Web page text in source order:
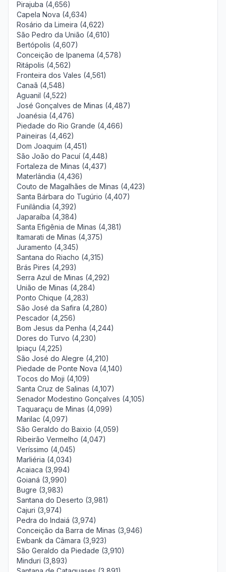
Pirajuba (4,656)
Capela Nova (4,634)
Rosário da Limeira (4,622)
São Pedro da União (4,610)
Bertópolis (4,607)
Conceição de Ipanema (4,578)
Ritápolis (4,562)
Fronteira dos Vales (4,561)
Canaã (4,548)
Aguanil (4,522)
José Gonçalves de Minas (4,487)
Joanésia (4,476)
Piedade do Rio Grande (4,466)
Paineiras (4,462)
Dom Joaquim (4,451)
São João do Pacuí (4,448)
Fortaleza de Minas (4,437)
Materlândia (4,436)
Couto de Magalhães de Minas (4,423)
Santa Bárbara do Tugúrio (4,407)
Funilândia (4,392)
Japaraíba (4,384)
Santa Efigênia de Minas (4,381)
Itamarati de Minas (4,375)
Juramento (4,345)
Santana do Riacho (4,315)
Brás Pires (4,293)
Serra Azul de Minas (4,292)
União de Minas (4,284)
Ponto Chique (4,283)
São José da Safira (4,280)
Pescador (4,256)
Bom Jesus da Penha (4,244)
Dores do Turvo (4,230)
Ipiaçu (4,225)
São José do Alegre (4,210)
Piedade de Ponte Nova (4,140)
Tocos do Moji (4,109)
Santa Cruz de Salinas (4,107)
Senador Modestino Gonçalves (4,105)
Taquaraçu de Minas (4,099)
Marilac (4,097)
São Geraldo do Baixio (4,059)
Ribeirão Vermelho (4,047)
Veríssimo (4,045)
Marliéria (4,034)
Acaiaca (3,994)
Goianá (3,990)
Bugre (3,983)
Santana do Deserto (3,981)
Cajuri (3,974)
Pedra do Indaiá (3,974)
Conceição da Barra de Minas (3,946)
Ewbank da Câmara (3,923)
São Geraldo da Piedade (3,910)
Minduri (3,893)